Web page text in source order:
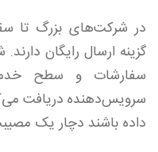
در شرکت‌های بزرگ تا
گزینه ارسال رایگان
سفارشات و سطح
سرویس‌دهنده دریافت
داده باشند دچار یک